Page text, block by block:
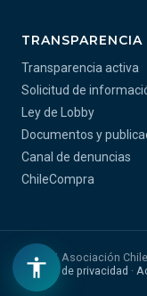
TRANSPARENCIA
Transparencia activa
Solicitud de
Ley de Lobby
Documentos y
Canal de denuncias
ChileCompra
© 2026 Asociación
Política de privacidad ·